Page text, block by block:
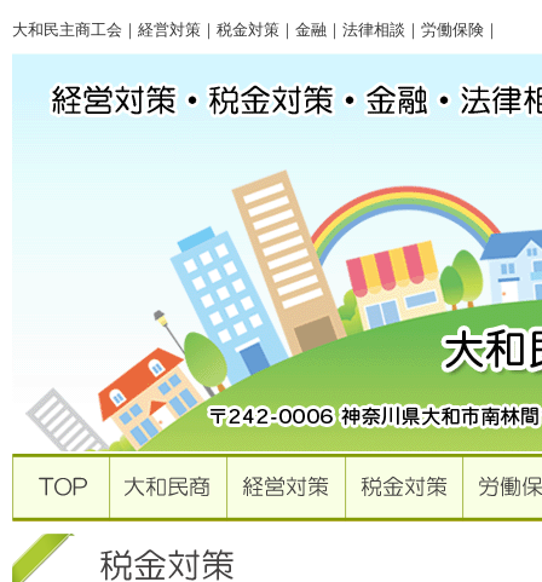
大和民主商工会｜経営対策｜税金対策｜金融｜法律相談｜労働保険｜